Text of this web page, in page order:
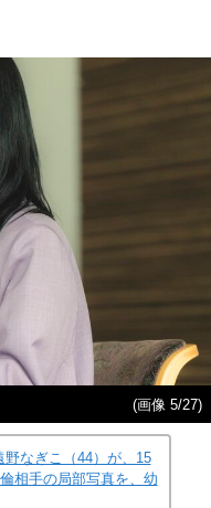
(画像 5/27)
なぎこ（44）が、15
相手の局部写真を、幼